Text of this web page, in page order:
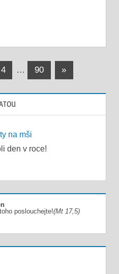
4 … 90
Next
»
na mši
den v roce!
poslouchejte!(Mt 17,5)